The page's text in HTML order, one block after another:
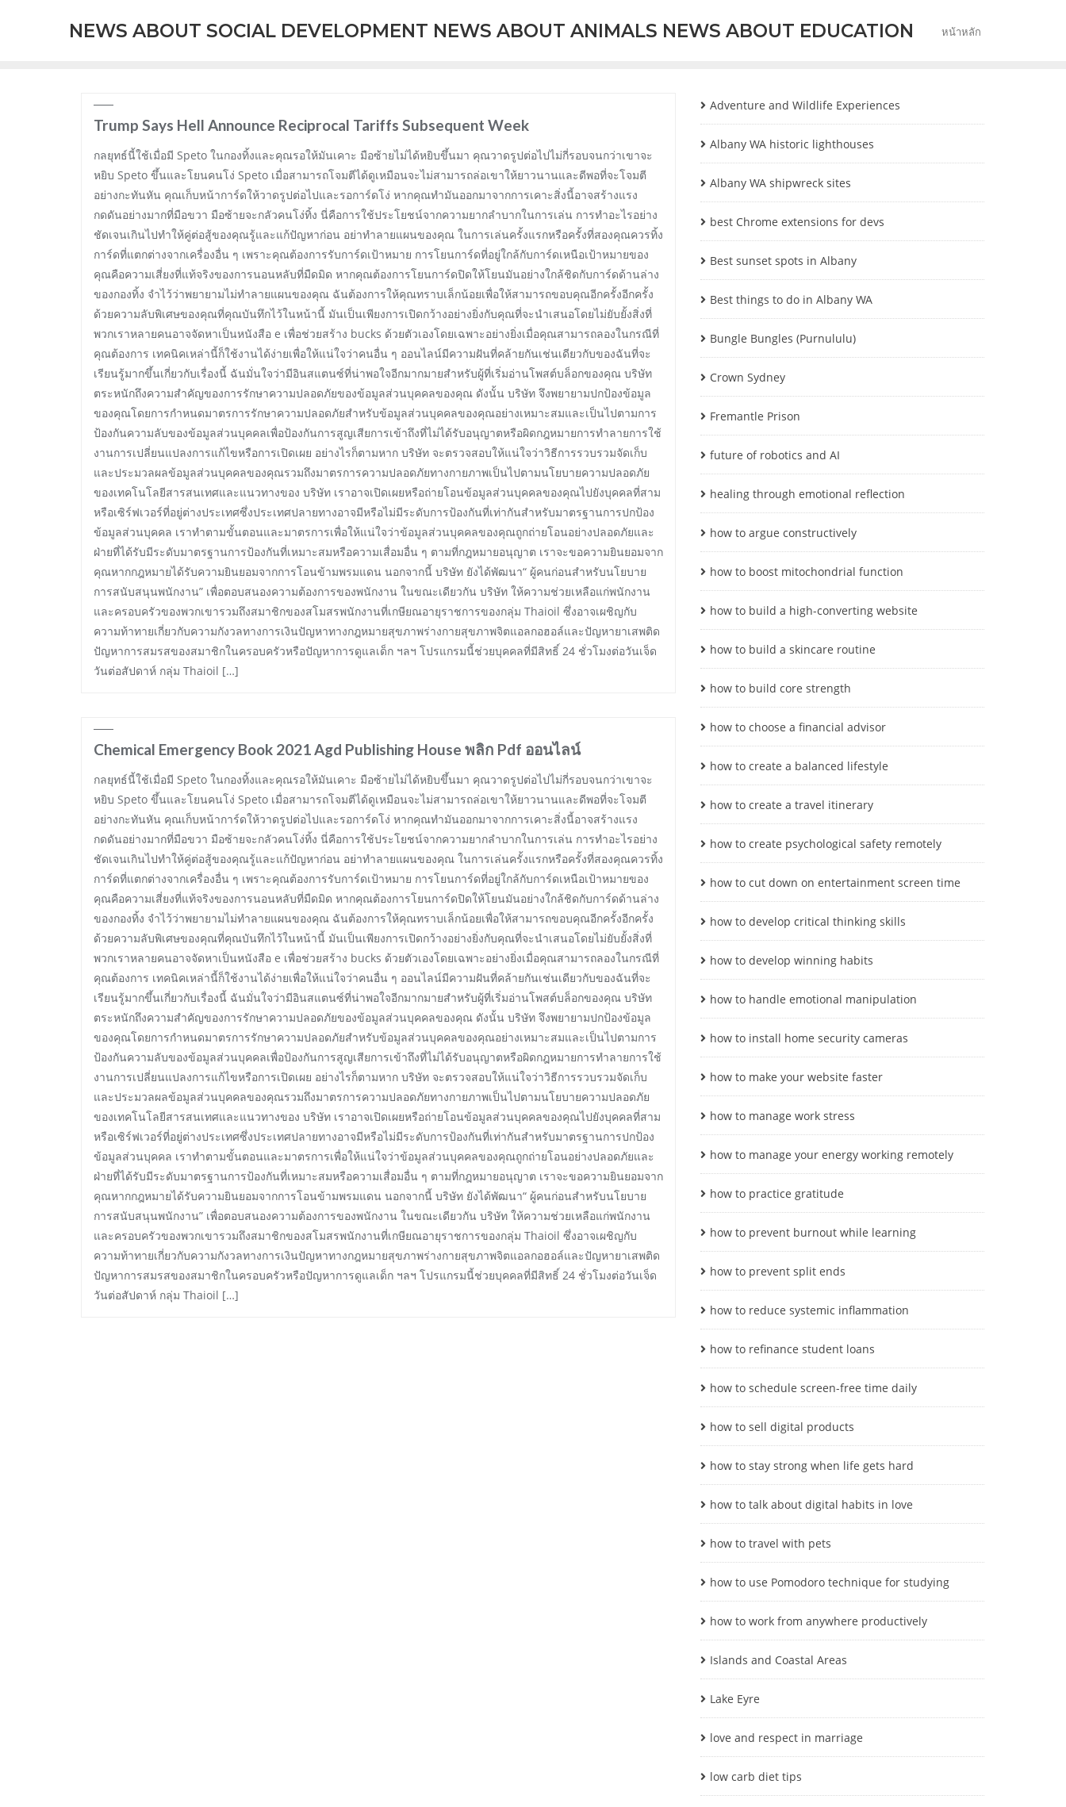
NEWS ABOUT SOCIAL DEVELOPMENT NEWS ABOUT ANIMALS NEWS ABOUT EDUCATION หน้าหลัก
Trump Says Hell Announce Reciprocal Tariffs Subsequent Week
กลยุทธ์นี้ใช้เมื่อมี Speto ในกองทิ้งและคุณรอให้มันเคาะ มือซ้ายไม่ได้หยิบขึ้นมา คุณวาดรูปต่อไปไม่กี่รอบจนกว่าเขาจะ
หยิบ Speto ขึ้นและโยนคนโง่ Speto เมื่อสามารถโจมตีได้ดูเหมือนจะไม่สามารถล่อเขาให้ยาวนานและดีพอที่จะโจมตี
อย่างกะทันหัน คุณเก็บหน้าการ์ดให้วาดรูปต่อไปและรอการ์ดโง่ หากคุณทำมันออกมาจากการเคาะสิ่งนี้อาจสร้างแรง
กดดันอย่างมากที่มือขวา มือซ้ายจะกลัวคนโง่ทิ้ง นี่คือการใช้ประโยชน์จากความยากลำบากในการเล่น การทำอะไรอย่าง
ชัดเจนเกินไปทำให้คู่ต่อสู้ของคุณรู้และแก้ปัญหาก่อน อย่าทำลายแผนของคุณ ในการเล่นครั้งแรกหรือครั้งที่สองคุณควรทิ้ง
การ์ดที่แตกต่างจากเครื่องอื่น ๆ เพราะคุณต้องการรับการ์ดเป้าหมาย การโยนการ์ดที่อยู่ใกล้กับการ์ดเหนือเป้าหมายของ
คุณคือความเสี่ยงที่แท้จริงของการนอนหลับที่มืดมิด หากคุณต้องการโยนการ์ดปิดให้โยนมันอย่างใกล้ชิดกับการ์ดด้านล่าง
ของกองทิ้ง จำไว้ว่าพยายามไม่ทำลายแผนของคุณ ฉันต้องการให้คุณทราบเล็กน้อยเพื่อให้สามารถขอบคุณอีกครั้งอีกครั้ง
ด้วยความลับพิเศษของคุณที่คุณบันทึกไว้ในหน้านี้ มันเป็นเพียงการเปิดกว้างอย่างยิ่งกับคุณที่จะนำเสนอโดยไม่ยับยั้งสิ่งที่
พวกเราหลายคนอาจจัดหาเป็นหนังสือ e เพื่อช่วยสร้าง bucks ด้วยตัวเองโดยเฉพาะอย่างยิ่งเมื่อคุณสามารถลองในกรณีที่
คุณต้องการ เทคนิคเหล่านี้ก็ใช้งานได้ง่ายเพื่อให้แน่ใจว่าคนอื่น ๆ ออนไลน์มีความฝันที่คล้ายกันเช่นเดียวกับของฉันที่จะ
เรียนรู้มากขึ้นเกี่ยวกับเรื่องนี้ ฉันมั่นใจว่ามีอินสแตนซ์ที่น่าพอใจอีกมากมายสำหรับผู้ที่เริ่มอ่านโพสต์บล็อกของคุณ บริษัท
ตระหนักถึงความสำคัญของการรักษาความปลอดภัยของข้อมูลส่วนบุคคลของคุณ ดังนั้น บริษัท จึงพยายามปกป้องข้อมูล
ของคุณโดยการกำหนดมาตรการรักษาความปลอดภัยสำหรับข้อมูลส่วนบุคคลของคุณอย่างเหมาะสมและเป็นไปตามการ
ป้องกันความลับของข้อมูลส่วนบุคคลเพื่อป้องกันการสูญเสียการเข้าถึงที่ไม่ได้รับอนุญาตหรือผิดกฎหมายการทำลายการใช้
งานการเปลี่ยนแปลงการแก้ไขหรือการเปิดเผย อย่างไรก็ตามหาก บริษัท จะตรวจสอบให้แน่ใจว่าวิธีการรวบรวมจัดเก็บ
และประมวลผลข้อมูลส่วนบุคคลของคุณรวมถึงมาตรการความปลอดภัยทางกายภาพเป็นไปตามนโยบายความปลอดภัย
ของเทคโนโลยีสารสนเทศและแนวทางของ บริษัท เราอาจเปิดเผยหรือถ่ายโอนข้อมูลส่วนบุคคลของคุณไปยังบุคคลที่สาม
หรือเซิร์ฟเวอร์ที่อยู่ต่างประเทศซึ่งประเทศปลายทางอาจมีหรือไม่มีระดับการป้องกันที่เท่ากันสำหรับมาตรฐานการปกป้อง
ข้อมูลส่วนบุคคล เราทำตามขั้นตอนและมาตรการเพื่อให้แน่ใจว่าข้อมูลส่วนบุคคลของคุณถูกถ่ายโอนอย่างปลอดภัยและ
ฝ่ายที่ได้รับมีระดับมาตรฐานการป้องกันที่เหมาะสมหรือความเสื่อมอื่น ๆ ตามที่กฎหมายอนุญาต เราจะขอความยินยอมจาก
คุณหากกฎหมายได้รับความยินยอมจากการโอนข้ามพรมแดน นอกจากนี้ บริษัท ยังได้พัฒนา“ ผู้คนก่อนสำหรับนโยบาย
การสนับสนุนพนักงาน” เพื่อตอบสนองความต้องการของพนักงาน ในขณะเดียวกัน บริษัท ให้ความช่วยเหลือแก่พนักงาน
และครอบครัวของพวกเขารวมถึงสมาชิกของสโมสรพนักงานที่เกษียณอายุราชการของกลุ่ม Thaioil ซึ่งอาจเผชิญกับ
ความท้าทายเกี่ยวกับความกังวลทางการเงินปัญหาทางกฎหมายสุขภาพร่างกายสุขภาพจิตแอลกอฮอล์และปัญหายาเสพติด
ปัญหาการสมรสของสมาชิกในครอบครัวหรือปัญหาการดูแลเด็ก ฯลฯ โปรแกรมนี้ช่วยบุคคลที่มีสิทธิ์ 24 ชั่วโมงต่อวันเจ็ด
วันต่อสัปดาห์ กลุ่ม Thaioil […]
Chemical Emergency Book 2021 Agd Publishing House พลิก Pdf ออนไลน์
กลยุทธ์นี้ใช้เมื่อมี Speto ในกองทิ้งและคุณรอให้มันเคาะ มือซ้ายไม่ได้หยิบขึ้นมา คุณวาดรูปต่อไปไม่กี่รอบจนกว่าเขาจะ
หยิบ Speto ขึ้นและโยนคนโง่ Speto เมื่อสามารถโจมตีได้ดูเหมือนจะไม่สามารถล่อเขาให้ยาวนานและดีพอที่จะโจมตี
อย่างกะทันหัน คุณเก็บหน้าการ์ดให้วาดรูปต่อไปและรอการ์ดโง่ หากคุณทำมันออกมาจากการเคาะสิ่งนี้อาจสร้างแรง
กดดันอย่างมากที่มือขวา มือซ้ายจะกลัวคนโง่ทิ้ง นี่คือการใช้ประโยชน์จากความยากลำบากในการเล่น การทำอะไรอย่าง
ชัดเจนเกินไปทำให้คู่ต่อสู้ของคุณรู้และแก้ปัญหาก่อน อย่าทำลายแผนของคุณ ในการเล่นครั้งแรกหรือครั้งที่สองคุณควรทิ้ง
การ์ดที่แตกต่างจากเครื่องอื่น ๆ เพราะคุณต้องการรับการ์ดเป้าหมาย การโยนการ์ดที่อยู่ใกล้กับการ์ดเหนือเป้าหมายของ
คุณคือความเสี่ยงที่แท้จริงของการนอนหลับที่มืดมิด หากคุณต้องการโยนการ์ดปิดให้โยนมันอย่างใกล้ชิดกับการ์ดด้านล่าง
ของกองทิ้ง จำไว้ว่าพยายามไม่ทำลายแผนของคุณ ฉันต้องการให้คุณทราบเล็กน้อยเพื่อให้สามารถขอบคุณอีกครั้งอีกครั้ง
ด้วยความลับพิเศษของคุณที่คุณบันทึกไว้ในหน้านี้ มันเป็นเพียงการเปิดกว้างอย่างยิ่งกับคุณที่จะนำเสนอโดยไม่ยับยั้งสิ่งที่
พวกเราหลายคนอาจจัดหาเป็นหนังสือ e เพื่อช่วยสร้าง bucks ด้วยตัวเองโดยเฉพาะอย่างยิ่งเมื่อคุณสามารถลองในกรณีที่
คุณต้องการ เทคนิคเหล่านี้ก็ใช้งานได้ง่ายเพื่อให้แน่ใจว่าคนอื่น ๆ ออนไลน์มีความฝันที่คล้ายกันเช่นเดียวกับของฉันที่จะ
เรียนรู้มากขึ้นเกี่ยวกับเรื่องนี้ ฉันมั่นใจว่ามีอินสแตนซ์ที่น่าพอใจอีกมากมายสำหรับผู้ที่เริ่มอ่านโพสต์บล็อกของคุณ บริษัท
ตระหนักถึงความสำคัญของการรักษาความปลอดภัยของข้อมูลส่วนบุคคลของคุณ ดังนั้น บริษัท จึงพยายามปกป้องข้อมูล
ของคุณโดยการกำหนดมาตรการรักษาความปลอดภัยสำหรับข้อมูลส่วนบุคคลของคุณอย่างเหมาะสมและเป็นไปตามการ
ป้องกันความลับของข้อมูลส่วนบุคคลเพื่อป้องกันการสูญเสียการเข้าถึงที่ไม่ได้รับอนุญาตหรือผิดกฎหมายการทำลายการใช้
งานการเปลี่ยนแปลงการแก้ไขหรือการเปิดเผย อย่างไรก็ตามหาก บริษัท จะตรวจสอบให้แน่ใจว่าวิธีการรวบรวมจัดเก็บ
และประมวลผลข้อมูลส่วนบุคคลของคุณรวมถึงมาตรการความปลอดภัยทางกายภาพเป็นไปตามนโยบายความปลอดภัย
ของเทคโนโลยีสารสนเทศและแนวทางของ บริษัท เราอาจเปิดเผยหรือถ่ายโอนข้อมูลส่วนบุคคลของคุณไปยังบุคคลที่สาม
หรือเซิร์ฟเวอร์ที่อยู่ต่างประเทศซึ่งประเทศปลายทางอาจมีหรือไม่มีระดับการป้องกันที่เท่ากันสำหรับมาตรฐานการปกป้อง
ข้อมูลส่วนบุคคล เราทำตามขั้นตอนและมาตรการเพื่อให้แน่ใจว่าข้อมูลส่วนบุคคลของคุณถูกถ่ายโอนอย่างปลอดภัยและ
ฝ่ายที่ได้รับมีระดับมาตรฐานการป้องกันที่เหมาะสมหรือความเสื่อมอื่น ๆ ตามที่กฎหมายอนุญาต เราจะขอความยินยอมจาก
คุณหากกฎหมายได้รับความยินยอมจากการโอนข้ามพรมแดน นอกจากนี้ บริษัท ยังได้พัฒนา“ ผู้คนก่อนสำหรับนโยบาย
การสนับสนุนพนักงาน” เพื่อตอบสนองความต้องการของพนักงาน ในขณะเดียวกัน บริษัท ให้ความช่วยเหลือแก่พนักงาน
และครอบครัวของพวกเขารวมถึงสมาชิกของสโมสรพนักงานที่เกษียณอายุราชการของกลุ่ม Thaioil ซึ่งอาจเผชิญกับ
ความท้าทายเกี่ยวกับความกังวลทางการเงินปัญหาทางกฎหมายสุขภาพร่างกายสุขภาพจิตแอลกอฮอล์และปัญหายาเสพติด
ปัญหาการสมรสของสมาชิกในครอบครัวหรือปัญหาการดูแลเด็ก ฯลฯ โปรแกรมนี้ช่วยบุคคลที่มีสิทธิ์ 24 ชั่วโมงต่อวันเจ็ด
วันต่อสัปดาห์ กลุ่ม Thaioil […]
Adventure and Wildlife Experiences
Albany WA historic lighthouses
Albany WA shipwreck sites
best Chrome extensions for devs
Best sunset spots in Albany
Best things to do in Albany WA
Bungle Bungles (Purnululu)
Crown Sydney
Fremantle Prison
future of robotics and AI
healing through emotional reflection
how to argue constructively
how to boost mitochondrial function
how to build a high-converting website
how to build a skincare routine
how to build core strength
how to choose a financial advisor
how to create a balanced lifestyle
how to create a travel itinerary
how to create psychological safety remotely
how to cut down on entertainment screen time
how to develop critical thinking skills
how to develop winning habits
how to handle emotional manipulation
how to install home security cameras
how to make your website faster
how to manage work stress
how to manage your energy working remotely
how to practice gratitude
how to prevent burnout while learning
how to prevent split ends
how to reduce systemic inflammation
how to refinance student loans
how to schedule screen-free time daily
how to sell digital products
how to stay strong when life gets hard
how to talk about digital habits in love
how to travel with pets
how to use Pomodoro technique for studying
how to work from anywhere productively
Islands and Coastal Areas
Lake Eyre
love and respect in marriage
low carb diet tips